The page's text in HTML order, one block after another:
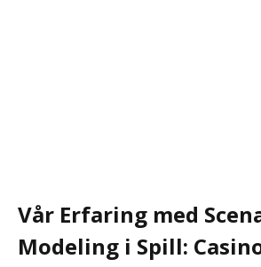
Vår Erfaring med
Modeling i Spill: